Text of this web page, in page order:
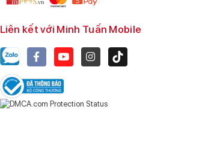
Liên kết với Minh Tuấn Mobile